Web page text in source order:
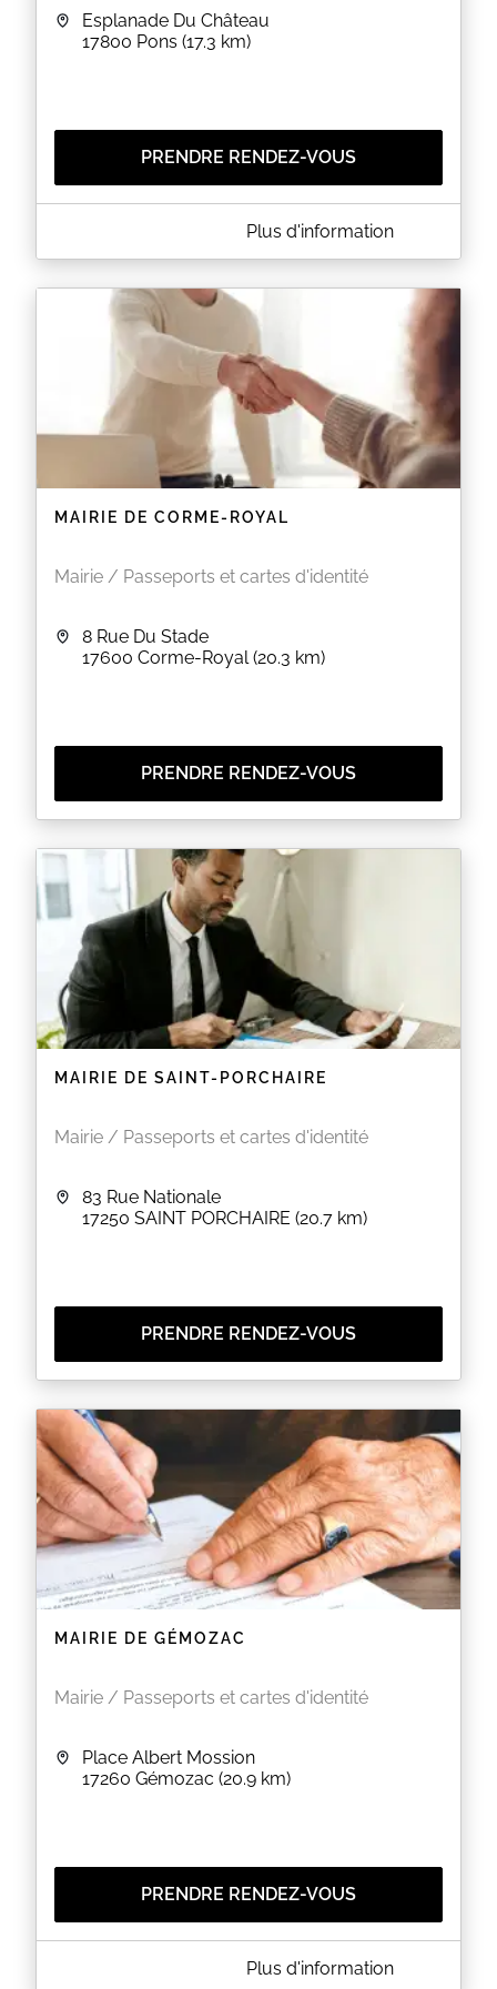
Esplanade Du Château
17800 Pons (17.3 km)
PRENDRE RENDEZ-VOUS
A PROPOS DE MAIRIE DE PONS
Depuis le 1er janvier 2014, la validité de la carte
personnes majeures uniquement.
ATTENTION :
En raison du nombre important de demandes de
titres d'identité au niveau national, le changement
d'adresse n'est pour le moment pas une raison
suffisante.
Toutes demandes pour changement d'adresse
seront refusées.
Merci d'indiquer votre numéro de téléphone et
adresse e-mail pour confirmer le créneau de RDV
choisi.
Plus d'information
MAIRIE DE CORME-ROYAL
Mairie / Passeports et cartes d'identité
8 Rue Du Stade
17600 Corme-Royal (20.3 km)
PRENDRE RENDEZ-VOUS
MAIRIE DE SAINT-PORCHAIRE
Mairie / Passeports et cartes d'identité
83 Rue Nationale
17250 SAINT PORCHAIRE (20.7 km)
PRENDRE RENDEZ-VOUS
MAIRIE DE GÉMOZAC
Mairie / Passeports et cartes d'identité
Place Albert Mossion
17260 Gémozac (20.9 km)
PRENDRE RENDEZ-VOUS
A PROPOS DE MAIRIE DE GÉMOZACPlus d'information